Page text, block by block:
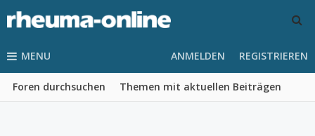
MENU
Foren durchsuchen Themen mit aktuellen Beiträgen
ANMELDEN REGISTRIEREN